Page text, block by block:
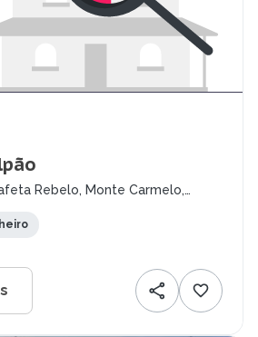
Rebelo, Monte Carmelo,